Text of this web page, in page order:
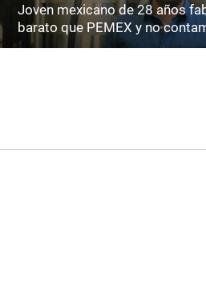
Joven mexicano de 28 años
barato que PEMEX y no